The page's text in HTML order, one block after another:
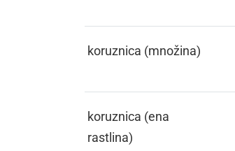
koruznica (množina)
koruznica (ena
rastlina)